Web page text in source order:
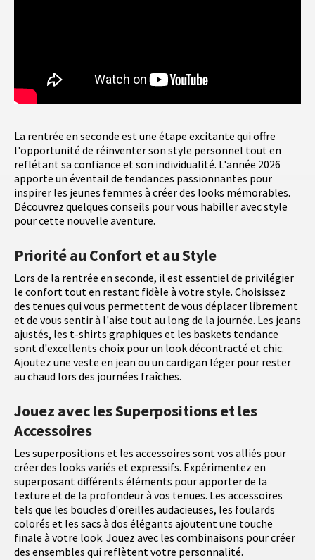
La rentrée en seconde est une étape excitante qui offre
l'opportunité de réinventer son style personnel tout en
reflétant sa confiance et son individualité. L'année 2026
apporte un éventail de tendances passionnantes pour
inspirer les jeunes femmes à créer des looks mémorables.
Découvrez quelques conseils pour vous habiller avec style
pour cette nouvelle aventure.
Priorité au Confort et au Style
Lors de la rentrée en seconde, il est essentiel de privilégier
le confort tout en restant fidèle à votre style. Choisissez
des tenues qui vous permettent de vous déplacer librement
et de vous sentir à l'aise tout au long de la journée. Les jeans
ajustés, les t-shirts graphiques et les baskets tendance
sont d'excellents choix pour un look décontracté et chic.
Ajoutez une veste en jean ou un cardigan léger pour rester
au chaud lors des journées fraîches.
Jouez avec les Superpositions et les
Accessoires
Les superpositions et les accessoires sont vos alliés pour
créer des looks variés et expressifs. Expérimentez en
superposant différents éléments pour apporter de la
texture et de la profondeur à vos tenues. Les accessoires
tels que les boucles d'oreilles audacieuses, les foulards
colorés et les sacs à dos élégants ajoutent une touche
finale à votre look. Jouez avec les combinaisons pour créer
des ensembles qui reflètent votre personnalité.